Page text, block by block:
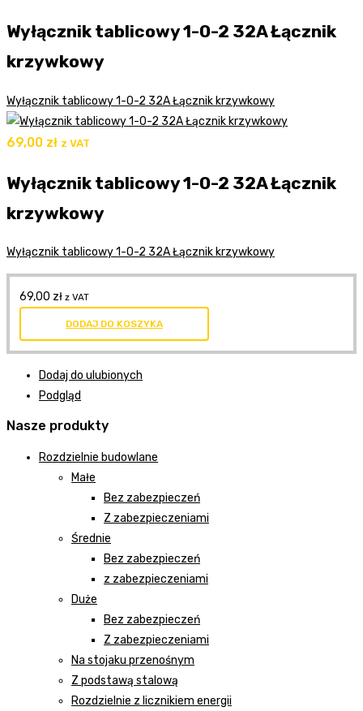
Wyłącznik tablicowy 1-0-2 32A Łącznik
krzywkowy
Wyłącznik tablicowy 1-0-2 32A Łącznik krzywkowy
69,00 zł z VAT
Wyłącznik tablicowy 1-0-2 32A Łącznik
krzywkowy
Wyłącznik tablicowy 1-0-2 32A Łącznik krzywkowy
69,00 zł z VAT
DODAJ DO KOSZYKA
Dodaj do ulubionych
Podgląd
Nasze produkty
Rozdzielnie budowlane
Małe
Bez zabezpieczeń
Z zabezpieczeniami
Średnie
Bez zabezpieczeń
z zabezpieczeniami
Duże
Bez zabezpieczeń
Z zabezpieczeniami
Na stojaku przenośnym
Z podstawą stalową
Rozdzielnie z licznikiem energii